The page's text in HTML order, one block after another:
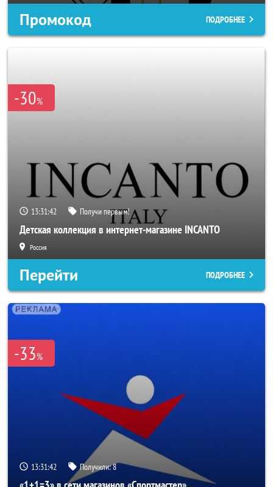
Промокод ПОДРОБНЕЕ
-30%
13:31:40 Получи первым!
Детская коллекция в интернет-магазине INCANTO
Россия
Перейти ПОДРОБНЕЕ
-33%
13:31:40 Получили:8